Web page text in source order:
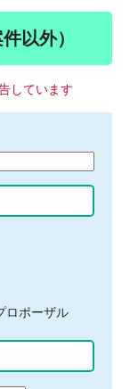
以外）
しています
ロポーザル